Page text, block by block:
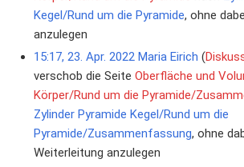
Kegel/Rund um die Pyramide, ohne
anzulegen
15:17, 23. Apr. 2022 Maria Eirich
verschob die Seite Oberfläche und
Körper/Rund um die Pyramide/
Zylinder Pyramide Kegel/Rund um die
Pyramide/Zusammenfassung, ohne
Weiterleitung anzulegen